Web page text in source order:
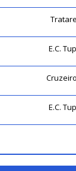
E.C.
E.C.